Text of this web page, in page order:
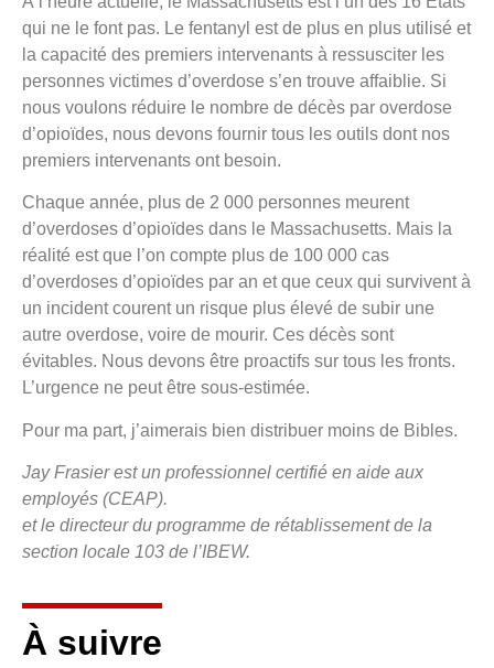
qui ne le font pas. Le fentanyl est de plus en plus utilisé et
la capacité des premiers intervenants à ressusciter les
personnes victimes d’overdose s’en trouve affaiblie. Si
nous voulons réduire le nombre de décès par overdose
d’opioïdes, nous devons fournir tous les outils dont nos
premiers intervenants ont besoin.
Chaque année, plus de 2 000 personnes meurent
d’overdoses d’opioïdes dans le Massachusetts. Mais la
réalité est que l’on compte plus de 100 000 cas
d’overdoses d’opioïdes par an et que ceux qui survivent à
un incident courent un risque plus élevé de subir une
autre overdose, voire de mourir. Ces décès sont
évitables. Nous devons être proactifs sur tous les fronts.
L’urgence ne peut être sous-estimée.
Pour ma part, j’aimerais bien distribuer moins de Bibles.
Jay Frasier est un professionnel certifié en aide aux
employés (CEAP).
et le directeur du programme de rétablissement de la
section locale 103 de l’IBEW.
À suivre